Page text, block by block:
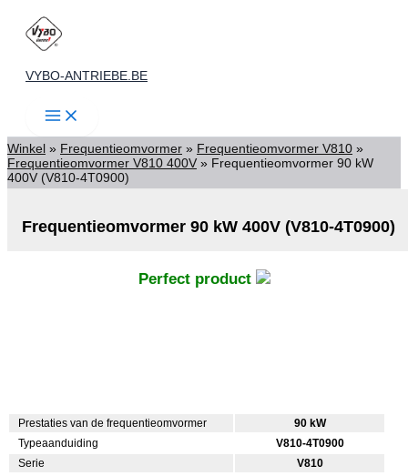
Spring
naar
VYBO-ANTRIEBE.BE
Winkel » Frequentieomvormer » Frequentieomvormer V810 »
Frequentieomvormer V810 400V » Frequentieomvormer 90 kW
400V (V810-4T0900)
Frequentieomvormer 90 kW 400V (V810-4T0900)
Perfect product
Prestaties van de frequentieomvormer
90 kW
Typeaanduiding
V810-4T0900
Serie
V810